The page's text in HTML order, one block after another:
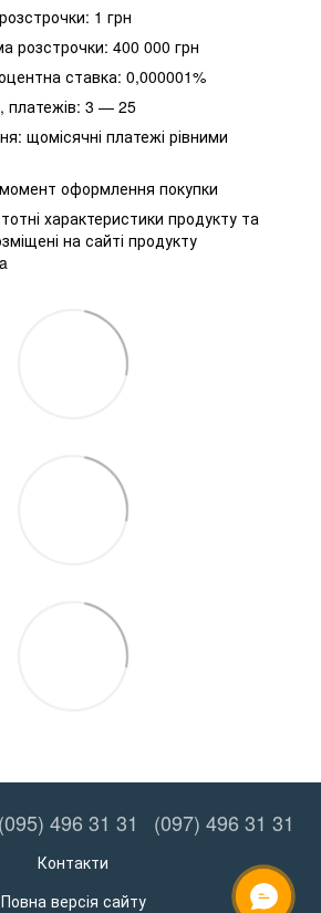
1 грн
розстрочки: 400 000 грн
ставка: 0,000001%
платежів: 3 — 25
щомісячні платежі рівними
оформлення покупки
характеристики продукту та
на сайті продукту
(095) 496 31 31 (097) 496 31 31
Контакти
Повна версія сайту
ОНЛАЙН ЧАТ